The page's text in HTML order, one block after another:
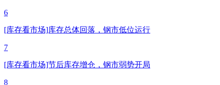
6
[库存看市场]库存总体回落，钢市低位运行
7
[库存看市场]节后库存增仓，钢市弱势开局
8